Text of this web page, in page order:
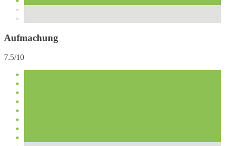
Aufmachung
7.5/10